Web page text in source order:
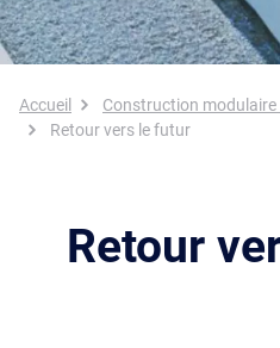
Fil d'Ariane
Accueil Construction modulaire
Retour vers le futur
Retour